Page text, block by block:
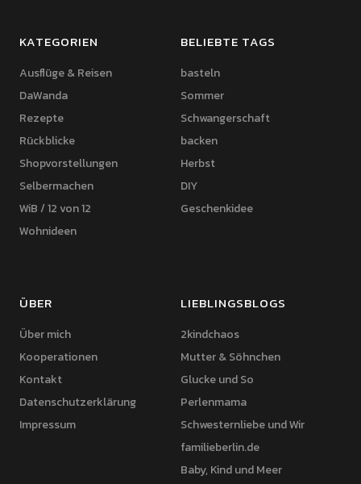
KATEGORIEN
Ausflüge & Reisen
DaWanda
Rezepte
Rückblicke
Shopvorstellungen
Selbermachen
WiB / 12 von 12
Wohnideen
BELIEBTE TAGS
basteln
Sommer
Schwangerschaft
backen
Herbst
DIY
Geschenkidee
ÜBER
Über mich
Kooperationen
Kontakt
Datenschutzerklärung
Impressum
LIEBLINGSBLOGS
2kindchaos
Mutter & Söhnchen
Glucke und So
Perlenmama
Schwesternliebe und Wir
familieberlin.de
Baby, Kind und Meer